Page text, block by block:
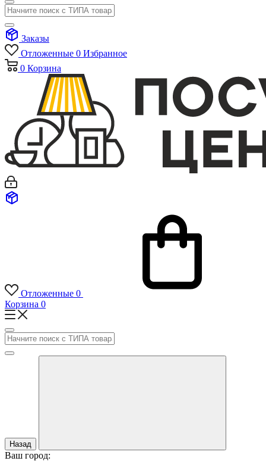
Заказы
Отложенные 0 Избранное
0 Корзина
Отложенные 0
Корзина 0
Назад
Ваш город: